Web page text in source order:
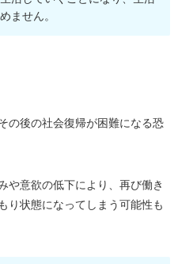
利用する
ターを利用する
る質問
い？
険はもらえる？
ません。
の後の社会復帰が困難になる恐
や意欲の低下により、再び働き
り状態になってしまう可能性も